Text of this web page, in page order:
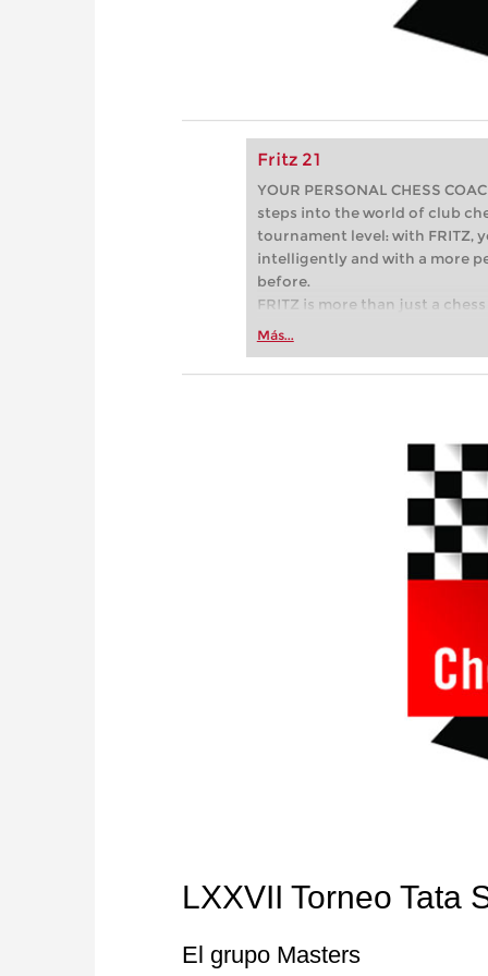
Fritz 21
YOUR PERSONAL CHESS
steps into the world of club
tournament level: with FRITZ,
intelligently and with a more
before.
FRITZ is more than just a
Whether you’re taking your
more efficiently, intelligently
Más...
LXXVII Torneo Tata
El grupo Masters